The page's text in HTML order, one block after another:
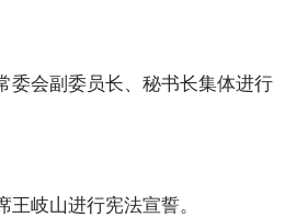
委会副委员长、秘书长集体进行
王岐山进行宪法宣誓。